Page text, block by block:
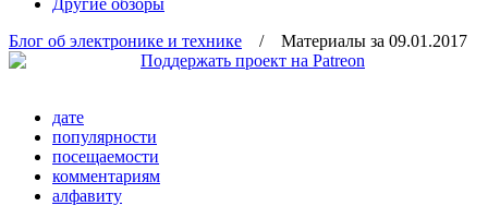
Другие обзоры
Блог об электронике и технике / Материалы за 09.01.2017
дате
популярности
посещаемости
комментариям
алфавиту